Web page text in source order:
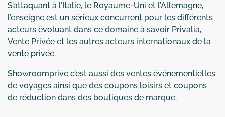
S’attaquant à l’Italie, le Royaume-Uni et l’Allemagne,
l’enseigne est un sérieux concurrent pour les différents
acteurs évoluant dans ce domaine à savoir Privalia,
Vente Privée et les autres acteurs internationaux de la
vente privée.
Showroomprive c’est aussi des ventes événementielles
de voyages ainsi que des coupons loisirs et coupons
de réduction dans des boutiques de marque.